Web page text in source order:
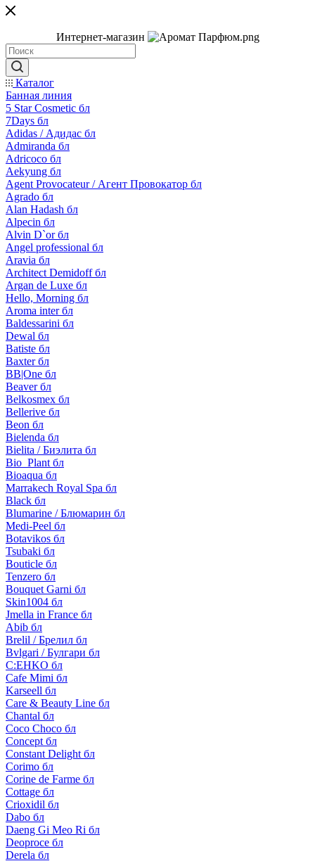
Интернет-магазин
Каталог
Банная линия
5 Star Cosmetic бл
7Days бл
Adidas / Адидас бл
Admiranda бл
Adricoco бл
Aekyung бл
Agent Provocateur / Агент Провокатор бл
Agrado бл
Alan Hadash бл
Alpecin бл
Alvin D`or бл
Angel professional бл
Aravia бл
Architect Demidoff бл
Argan de Luxe бл
Hello, Morning бл
Aroma inter бл
Baldessarini бл
Dewal бл
Batiste бл
Baxter бл
BB|One бл
Beaver бл
Belkosmex бл
Bellerive бл
Beon бл
Bielenda бл
Bielita / Биэлита бл
Bio_Plant бл
Bioaqua бл
Marrakech Royal Spa бл
Black бл
Blumarine / Блюмарин бл
Medi-Peel бл
Botavikos бл
Tsubaki бл
Bouticle бл
Tenzero бл
Bouquet Garni бл
Skin1004 бл
Jmella in France бл
Abib бл
Brelil / Брелил бл
Bvlgari / Булгари бл
C:EHKO бл
Cafe Mimi бл
Karseell бл
Care & Beauty Line бл
Chantal бл
Coco Choco бл
Concept бл
Constant Delight бл
Corimo бл
Corine de Farme бл
Cottage бл
Crioxidil бл
Dabo бл
Daeng Gi Meo Ri бл
Deoproce бл
Derela бл